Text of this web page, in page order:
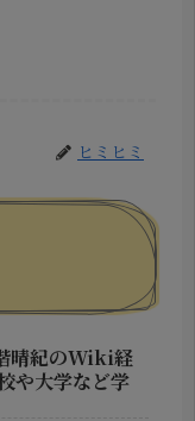
ヒミヒミ
晴紀のWiki経
や大学など学